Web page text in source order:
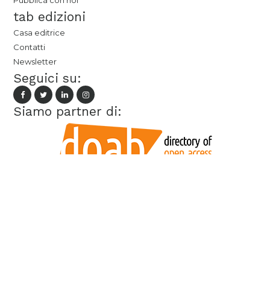
tab edizioni
Casa editrice
Contatti
Newsletter
Seguici su:
Siamo partner di: